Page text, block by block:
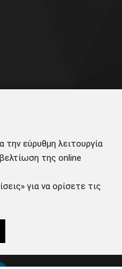
ιστοσελίδων -
την εύρυθμη λειτουργία
της online
για να ορίσετε τις